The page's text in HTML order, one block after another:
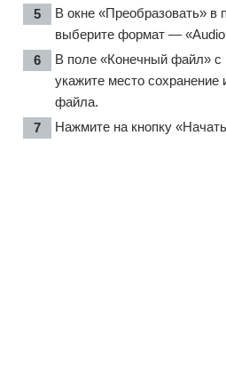
В окне «Преобразовать»
выберите формат — «Audio
В поле «Конечный файл»
укажите место сохранение
файла.
Нажмите на кнопку